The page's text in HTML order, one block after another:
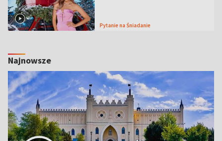
Pytanie na Śniadanie
Najnowsze